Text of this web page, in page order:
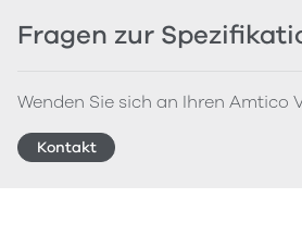
Fragen zur
Wenden Sie sich an Ihren Amtico
Kontakt